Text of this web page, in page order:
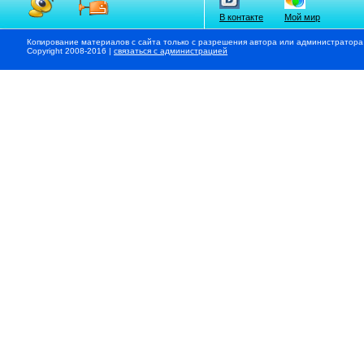
В контакте Мой мир
Копирование материалов с сайта только с разрешения автора или
Copyright 2008-2016 | связаться с администрацией